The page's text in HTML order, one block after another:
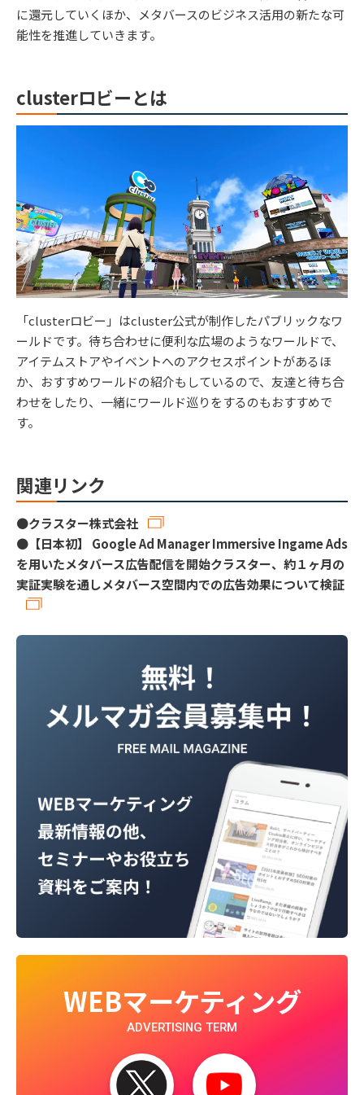
に還元していくほか、メタバースのビジネス活用の新たな可
能性を推進していきます。
clusterロビーとは
「clusterロビー」はcluster公式が制作したパブリックなワ
ールドです。待ち合わせに便利な広場のようなワールドで、
アイテムストアやイベントへのアクセスポイントがあるほ
か、おすすめワールドの紹介もしているので、友達と待ち合
わせをしたり、一緒にワールド巡りをするのもおすすめで
す。
関連リンク
●クラスター株式会社
● 【日本初】 Google Ad Manager Immersive Ingame Ads
を用いたメタバース広告配信を開始クラスター、約１ヶ月の
実証実験を通しメタバース空間内での広告効果について検証
WEBマーケティング
ADVERTISING TERM